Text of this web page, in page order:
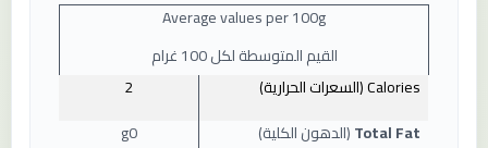
Average values ​​per 100g
القيم المتوسطة لكل 100 غرام
Calories(السعرات الحرارية)
2
Total Fat(الدهون الكلية) 0
g